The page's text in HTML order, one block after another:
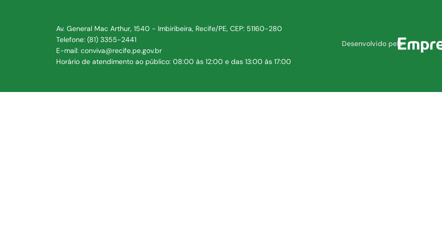
Av. General Mac Arthur, 1540 - Imbiribeira, Recife/PE, CEP: 51160-280
Telefone: (81) 3355-2441
E-mail: conviva@recife.pe.gov.br
Horário de atendimento ao público: 08:00 às 12:00 e das 13:00 às 17:00
Desenvolvido pela